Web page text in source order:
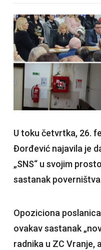
U toku četvrtka, 26.
Đorđević najavila je
„SNS“ u svojim
sastanak
Opoziciona
ovakav sastanak
radnika u ZC Vranje,